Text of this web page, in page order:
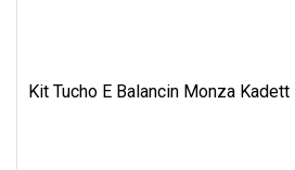
Kit Tucho E Balancin Monza Kadett